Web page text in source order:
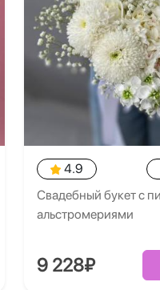
4.9
Свадебный букет с
альстромериями
9 228₽